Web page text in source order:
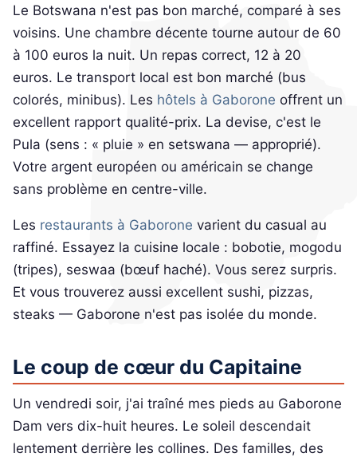
Le Botswana n'est pas bon marché, comparé à ses
voisins. Une chambre décente tourne autour de 60
à 100 euros la nuit. Un repas correct, 12 à 20
euros. Le transport local est bon marché (bus
colorés, minibus). Les hôtels à Gaborone offrent un
excellent rapport qualité-prix. La devise, c'est le
Pula (sens : « pluie » en setswana — approprié).
Votre argent européen ou américain se change
sans problème en centre-ville.
Les restaurants à Gaborone varient du casual au
raffiné. Essayez la cuisine locale : bobotie, mogodu
(tripes), seswaa (bœuf haché). Vous serez surpris.
Et vous trouverez aussi excellent sushi, pizzas,
steaks — Gaborone n'est pas isolée du monde.
Le coup de cœur du Capitaine
Un vendredi soir, j'ai traîné mes pieds au Gaborone
Dam vers dix-huit heures. Le soleil descendait
lentement derrière les collines. Des familles, des